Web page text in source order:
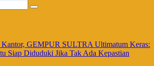
GEMPUR SULTRA Ultimatum Keras:
Siap Diduduki Jika Tak Ada Kepastian